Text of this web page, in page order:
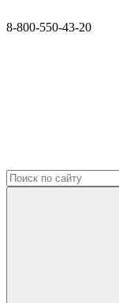
8-800-550-43-20